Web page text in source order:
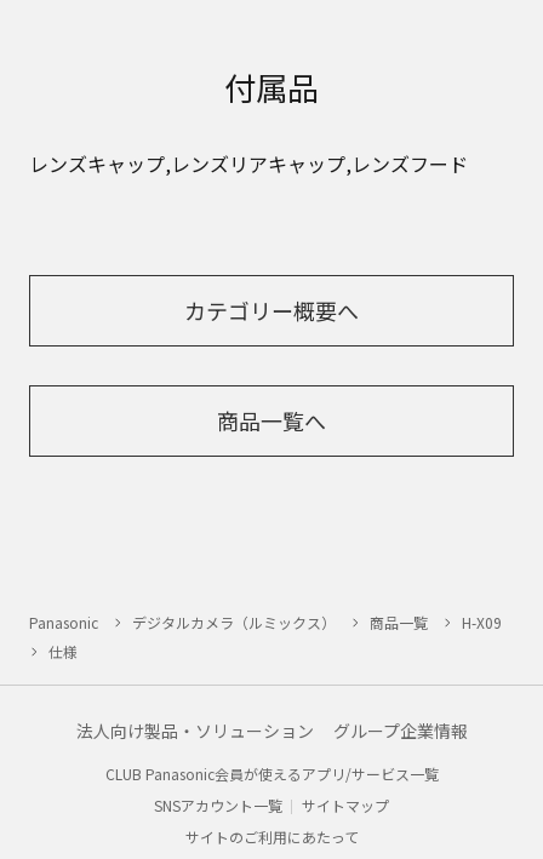
付属品
レンズキャップ,レンズリアキャップ,レンズフード
カテゴリー概要へ
商品一覧へ
Panasonic デジタルカメラ（ルミックス） 商品一覧
H-X09
仕様
法人向け製品・ソリューション グループ企業情報
CLUB Panasonic会員が使えるアプリ/サービス一覧
SNSアカウント一覧
サイトマップ
サイトのご利用にあたって